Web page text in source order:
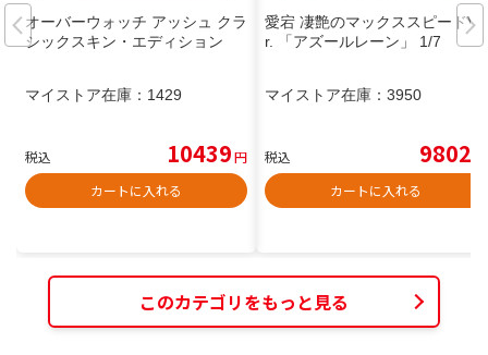
オーバーウォッチ アッシュ クラ
シックスキン・エディション
マイストア在庫： 1429
税込 10439円
カートに入れる
愛宕 凄艶のマックススピードVe
r. 「アズールレーン」 1/7
マイストア在庫： 3950
税込 9802
カートに入れる
このカテゴリをもっと見る